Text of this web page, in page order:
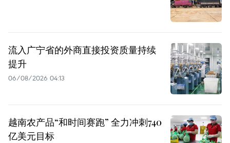
流入广宁省的外商直接投资质量持续
提升
06/08/2026 04:13
越南农产品“和时间赛跑” 全力冲刺740
亿美元目标